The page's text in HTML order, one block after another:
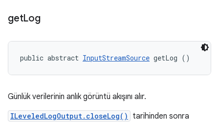
getLog
public abstract InputStreamSource getLog ()
Günlük verilerinin anlık görüntü akışını alır.
ILeveledLogOutput.closeLog()
tarihinden sonra